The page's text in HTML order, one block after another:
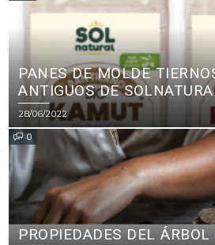
PANES DE MOLDE
ANTIGUOS DE
28/06/2022
0
PROPIEDADES DEL